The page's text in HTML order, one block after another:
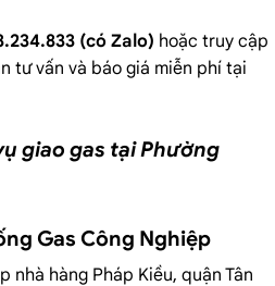
(có Zalo) hoặc truy cập
tư vấn và báo giá miễn phí tại
giao gas tại Phường
Gas Công Nghiệp